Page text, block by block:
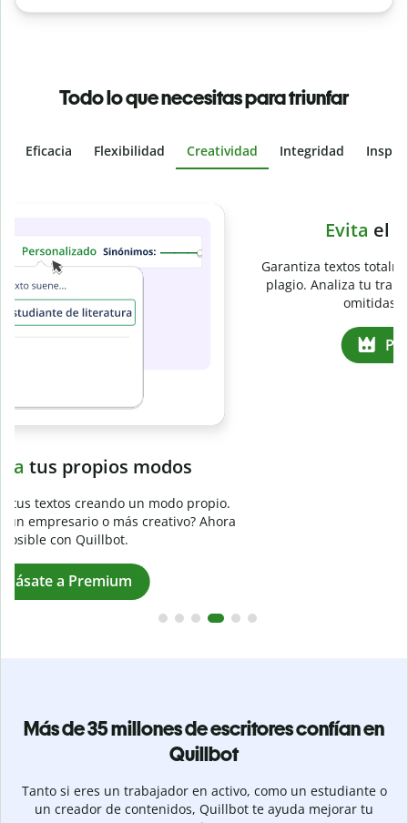
Todo lo que necesitas para triunfar
Eficacia Flexibilidad Creatividad Integridad
Evitael plagio accidental
Garantiza textos totalmente originales con el detector de
plagio. Analiza tu trabajo en segundos e identifica citas
omitidas en cualquier idioma.
Más de 35 millones de escritores confían en
Quillbot
Tanto si eres un trabajador en activo, como un estudiante o
un creador de contenidos, Quillbot te ayuda mejorar tu